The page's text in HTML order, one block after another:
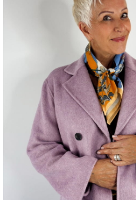
LA COLLECTION
CHEMISIERS & BLOUSES
TOPS & T-SHIRTS
GILETS & PULLS
JEANS & PANTALONS
VESTES
MANTEAUX & PARKAS
ROBES
JUPES & SHORTS
ACCESSOIRES
CARTES CADEAUX
FOULARDS ET ÉCHARPES